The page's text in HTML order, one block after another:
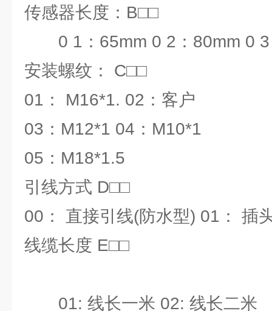
传感器长度：B□□
0 1：65mm 0 2：80mm 0 3
安装螺纹： C□□
01： M16*1. 02：客户
03：M12*1 04：M10*1
05：M18*1.5
引线方式 D□□
00： 直接引线(防水型) 01： 插
线缆长度 E□□
01: 线长一米 02: 线长二米